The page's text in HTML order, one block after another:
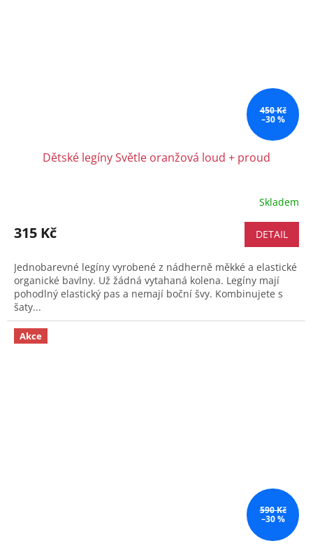
450 Kč
–30 %
Dětské legíny Světle oranžová loud + proud
Skladem
315 Kč DETAIL
Jednobarevné legíny vyrobené z nádherně měkké a elastické
organické bavlny. Už žádná vytahaná kolena. Legíny mají
pohodlný elastický pas a nemají boční švy. Kombinujete s
šaty...
Akce
590 Kč
–30 %